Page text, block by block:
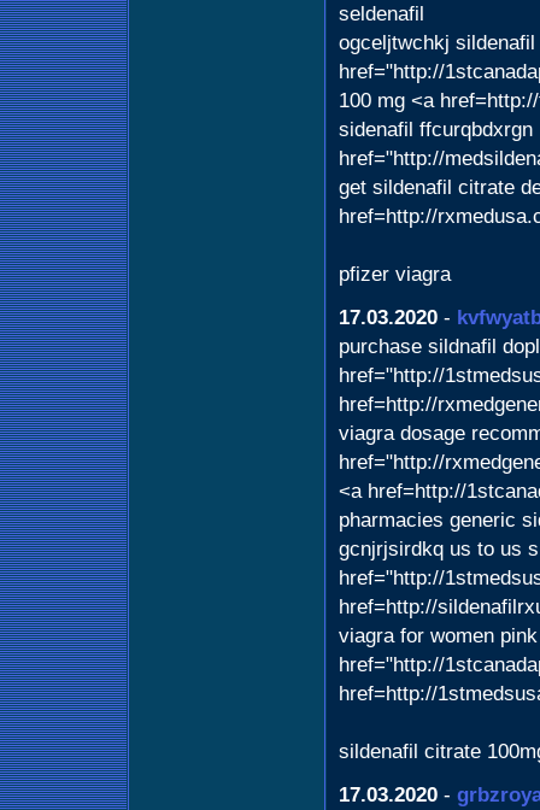
seldenafil
ogceljtwchkj
href="http://
100 mg <a
sidenafil
href="http://
get sildenafil citrate
href=http://
pfizer viagra
17.03.2020 -
purchase sildnafil
href="http://
href=http://
viagra dosage
href="http://
<a href=http://
pharmacies generic
gcnjrjsirdkq us to us
href="http://
href=http://
viagra for women
href="http://
href=http://
sildenafil citrate
17.03.2020 -